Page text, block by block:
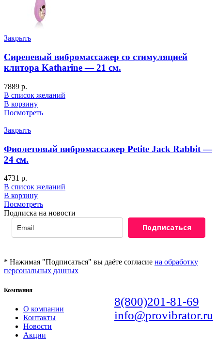
Закрыть
Сиреневый вибромассажер со стимуляцией
клитора Katharine — 21 см.
7889 р.
В список желаний
В корзину
Посмотреть
Закрыть
Фиолетовый вибромассажер Petite Jack Rabbit —
24 см.
4731 р.
В список желаний
В корзину
Посмотреть
Подписка на новости
Подписаться
* Нажимая "Подписаться" вы даёте согласие на обработку
персональных данных
8(800)201-81-69
info@provibrator.ru
Компания
О компании
Контакты
Новости
Акции